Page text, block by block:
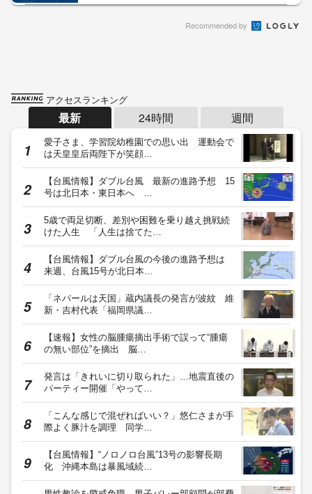
Recommended by
アクセスランキング
最新 24時間 週間
愛子さま、学習院幼稚園での思い出 運動会で
は天皇皇后両陛下が笑顔…
【台風情報】ダブル台風 最新の進路予想 15
号は北日本・東日本へ …
5歳で両足切断、差別や困難を乗り越え挑戦続
けた人生 「人生は捨てた…
【台風情報】ダブル台風の今後の進路予想は
来週、台風15号が北日本…
「ネパールは天国」蔵内議長の発言が波紋 維
新・吉村代表「福岡県議…
【速報】女性の脳腫瘍摘出手術で誤って“腫瘍
の無い部位”を摘出 脳…
発言は「きれいに切り取られた」…地震直後の
パーティー開催「やって…
「こんな感じで混ぜればいい？」悠仁さまが手
際よく豚汁を調理 同学…
【台風情報】“ノロノロ台風”13号の影響長期
化 沖縄本島は暴風域続…